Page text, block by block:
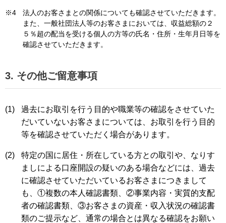
※4
法人のお客さまとの関係についても確認させていただきます。
また、一般社団法人等のお客さまにおいては、収益総額の２
５％超の配当を受ける個人の方等の氏名・住所・生年月日等を
確認させていただきます。
3. その他ご留意事項
(1)
過去にお取引を行う目的や職業等の確認をさせていた
だいていないお客さまについては、お取引を行う目的
等を確認させていただく場合があります。
(2)
特定の国に居住・所在している方との取引や、なりす
ましによる口座開設の疑いのある場合などには、過去
に確認させていただいているお客さまにつきまして
も、①複数の本人確認書類、②事業内容・実質的支配
者の確認書類、③お客さまの資産・収入状況の確認書
類のご提示など、通常の場合とは異なる確認をお願い